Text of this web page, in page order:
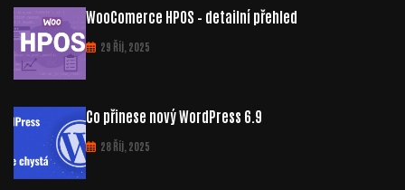
WooComerce HPOS – detailní přehled
29 Říj, 2025
Co přinese nový WordPress 6.9
28 Říj, 2025